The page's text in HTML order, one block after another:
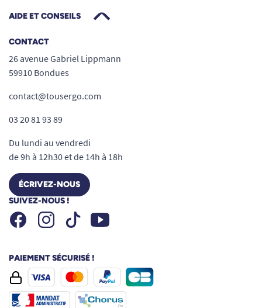
AIDE ET CONSEILS
CONTACT
26 avenue Gabriel Lippmann
59910 Bondues
contact@tousergo.com
03 20 81 93 89
Du lundi au vendredi
de 9h à 12h30 et de 14h à 18h
ÉCRIVEZ-NOUS
SUIVEZ-NOUS !
FacebookInstagramTiktok Youtube
PAIEMENT SÉCURISÉ !